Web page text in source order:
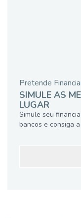
Pretende
SIMULE AS
LUGAR
Simule seu
bancos e consiga